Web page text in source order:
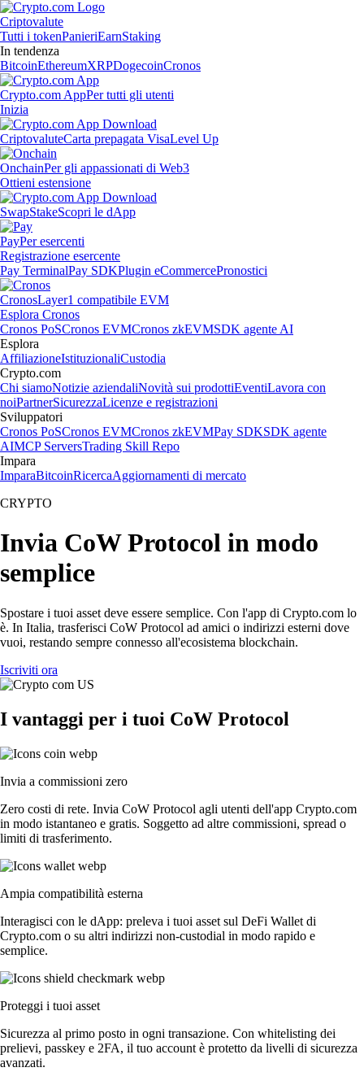
Criptovalute
Tutti i tokenPanieriEarnStaking
In tendenza
BitcoinEthereumXRPDogecoinCronos
Crypto.com AppPer tutti gli utenti
Inizia
CriptovaluteCarta prepagata VisaLevel Up
OnchainPer gli appassionati di Web3
Ottieni estensione
SwapStakeScopri le dApp
PayPer esercenti
Registrazione esercente
Pay TerminalPay SDKPlugin eCommercePronostici
CronosLayer1 compatibile EVM
Esplora Cronos
Cronos PoSCronos EVMCronos zkEVMSDK agente AI
Esplora
AffiliazioneIstituzionaliCustodia
Crypto.com
Chi siamoNotizie aziendaliNovità sui prodottiEventiLavora con
noiPartnerSicurezzaLicenze e registrazioni
Sviluppatori
Cronos PoSCronos EVMCronos zkEVMPay SDKSDK agente
AIMCP ServersTrading Skill Repo
Impara
ImparaBitcoinRicercaAggiornamenti di mercato
CRYPTO
Invia CoW Protocol in modo
semplice
Spostare i tuoi asset deve essere semplice. Con l'app di Crypto.com lo
è. In Italia, trasferisci CoW Protocol ad amici o indirizzi esterni dove
vuoi, restando sempre connesso all'ecosistema blockchain.
Iscriviti ora
I vantaggi per i tuoi CoW Protocol
Invia a commissioni zero
Zero costi di rete. Invia CoW Protocol agli utenti dell'app Crypto.com
in modo istantaneo e gratis. Soggetto ad altre commissioni, spread o
limiti di trasferimento.
Ampia compatibilità esterna
Interagisci con le dApp: preleva i tuoi asset sul DeFi Wallet di
Crypto.com o su altri indirizzi non-custodial in modo rapido e
semplice.
Proteggi i tuoi asset
Sicurezza al primo posto in ogni transazione. Con whitelisting dei
prelievi, passkey e 2FA, il tuo account è protetto da livelli di sicurezza
avanzati.